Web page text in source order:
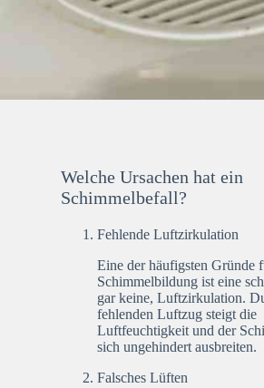
Welche Ursachen hat ein
Schimmelbefall?
Fehlende Luftzirkulation
Eine der häufigsten Gründe
Schimmelbildung ist eine
gar keine, Luftzirkulation.
fehlenden Luftzug steigt die
Luftfeuchtigkeit und der
sich ungehindert ausbreiten.
Falsches Lüften